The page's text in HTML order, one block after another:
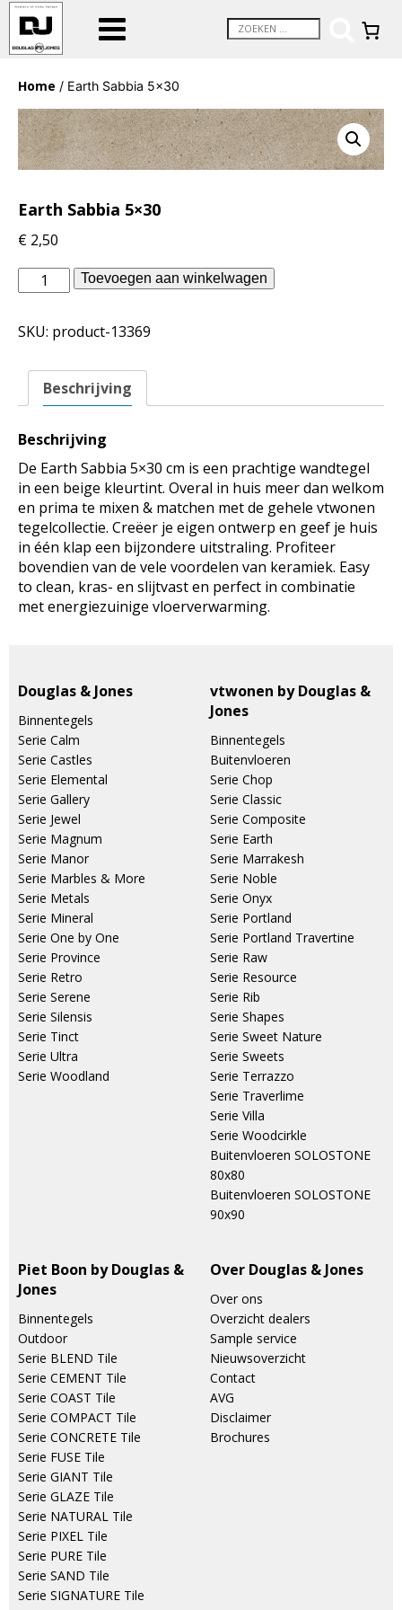
Home / Earth Sabbia 5×30
Earth Sabbia 5×30
€ 2,50
vtwonen
binnentegels
Earth
5x30
aantal
Toevoegen aan winkelwagen
SKU: product-13369
Beschrijving
Beschrijving
De Earth Sabbia 5×30 cm is een prachtige wandtegel
in een beige kleurtint. Overal in huis meer dan welkom
en prima te mixen & matchen met de gehele vtwonen
tegelcollectie. Creëer je eigen ontwerp en geef je huis
in één klap een bijzondere uitstraling. Profiteer
bovendien van de vele voordelen van keramiek. Easy
to clean, kras- en slijtvast en perfect in combinatie
met energiezuinige vloerverwarming.
Douglas & Jones
Binnentegels
Serie Calm
Serie Castles
Serie Elemental
Serie Gallery
Serie Jewel
Serie Magnum
Serie Manor
Serie Marbles & More
Serie Metals
Serie Mineral
Serie One by One
Serie Province
Serie Retro
Serie Serene
Serie Silensis
Serie Tinct
Serie Ultra
Serie Woodland
vtwonen by Douglas &
Jones
Binnentegels
Buitenvloeren
Serie Chop
Serie Classic
Serie Composite
Serie Earth
Serie Marrakesh
Serie Noble
Serie Onyx
Serie Portland
Serie Portland Travertine
Serie Raw
Serie Resource
Serie Rib
Serie Shapes
Serie Sweet Nature
Serie Sweets
Serie Terrazzo
Serie Traverlime
Serie Villa
Serie Woodcirkle
Buitenvloeren SOLOSTONE
80x80
Buitenvloeren SOLOSTONE
90x90
Piet Boon by Douglas &
Jones
Binnentegels
Outdoor
Serie BLEND Tile
Serie CEMENT Tile
Serie COAST Tile
Serie COMPACT Tile
Serie CONCRETE Tile
Serie FUSE Tile
Serie GIANT Tile
Serie GLAZE Tile
Serie NATURAL Tile
Serie PIXEL Tile
Serie PURE Tile
Serie SAND Tile
Serie SIGNATURE Tile
Over Douglas & Jones
Over ons
Overzicht dealers
Sample service
Nieuwsoverzicht
Contact
AVG
Disclaimer
Brochures